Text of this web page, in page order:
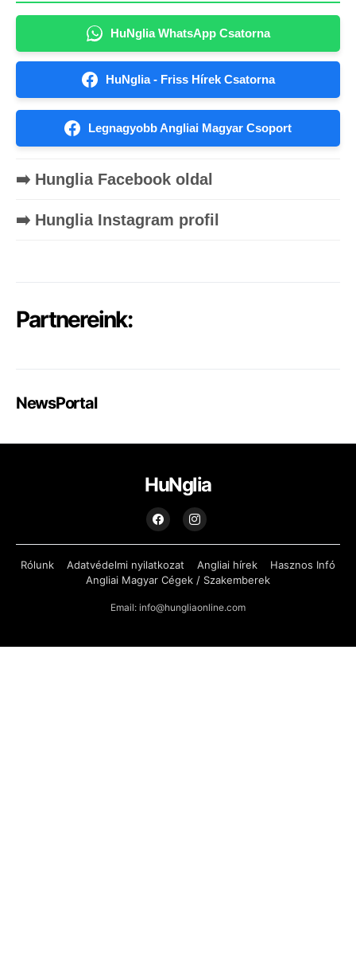
HuNglia WhatsApp Csatorna
HuNglia - Friss Hírek Csatorna
Legnagyobb Angliai Magyar Csoport
➡️ Hunglia Facebook oldal
➡️ Hunglia Instagram profil
Partnereink:
NewsPortal
HuNglia
Rólunk Adatvédelmi nyilatkozat Angliai hírek
Hasznos Infó
Angliai Magyar Cégek / Szakemberek
Email: info@hungliaonline.com